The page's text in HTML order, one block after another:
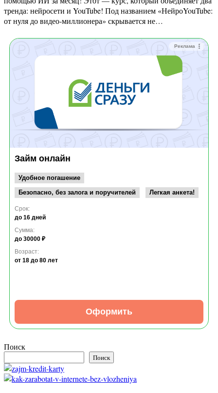
тренда: нейросети и YouTube! Под названием «НейроYouTube:
от нуля до видео-миллионера» скрывается не…
Реклама
Займ онлайн
Удобное погашение
Безопасно, без залога и поручителей
Легкая анкета!
Срок:
до 16 дней
Сумма:
до 30000 ₽
Возраст:
от 18 до 80 лет
Оформить
Поиск
Поиск